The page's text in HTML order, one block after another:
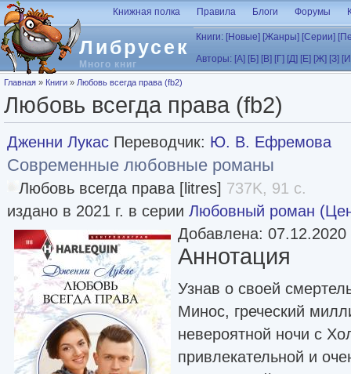
Перейти к основному содержанию
Либрусек
Много книг
Книжная полка Правила Блоги Форумы
Книги: [Новые] [Жанры] [Серии]
Авторы: [А] [Б] [В] [Г] [Д] [Е] [Ж] [З]
Вы здесь
Главная » Книги » Любовь всегда права (fb2)
Любовь всегда права (fb2)
Дженни Лукас Переводчик: Ю. В. Ефремова
Современные любовные романы
Любовь всегда права [litres] 737K, 91 с.
издано в 2021 г. в серии Любовный роман
Добавлена: 07.12.2020
Аннотация
Узнав о своей
Минос, греческий
невероятной ночи с
привлекательной и